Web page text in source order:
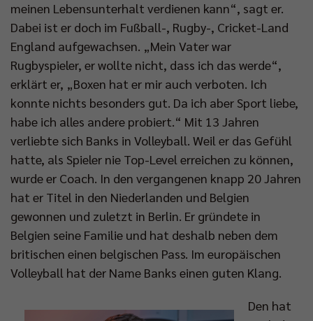
meinen Lebensunterhalt verdienen kann“, sagt er.
Dabei ist er doch im Fußball-, Rugby-, Cricket-Land
England aufgewachsen. „Mein Vater war
Rugbyspieler, er wollte nicht, dass ich das werde“,
erklärt er, „Boxen hat er mir auch verboten. Ich
konnte nichts besonders gut. Da ich aber Sport liebe,
habe ich alles andere probiert.“ Mit 13 Jahren
verliebte sich Banks in Volleyball. Weil er das Gefühl
hatte, als Spieler nie Top-Level erreichen zu können,
wurde er Coach. In den vergangenen knapp 20 Jahren
hat er Titel in den Niederlanden und Belgien
gewonnen und zuletzt in Berlin. Er gründete in
Belgien seine Familie und hat deshalb neben dem
britischen einen belgischen Pass. Im europäischen
Volleyball hat der Name Banks einen guten Klang.
Den hat